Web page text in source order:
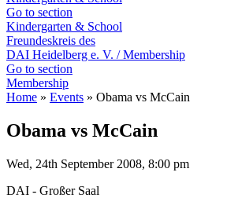
Go to section
Kindergarten & School
Freundeskreis des
DAI Heidelberg e. V. / Membership
Go to section
Membership
Home » Events » Obama vs McCain
Obama vs McCain
Wed, 24th September 2008, 8:00 pm
DAI - Großer Saal